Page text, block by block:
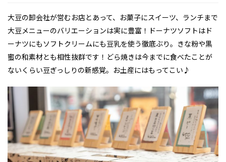
大豆の卸会社が営むお店とあって、お菓子にスイーツ、ランチまで
大豆メニューのバリエーションは実に豊富！ドーナツソフトはド
ーナツにもソフトクリームにも豆乳を使う徹底ぶり。きな粉や黒
蜜の和素材とも相性抜群です！どら焼きは今までに食べたことが
ないくらい豆ぎっしりの新感覚。お土産にはもってこい♪